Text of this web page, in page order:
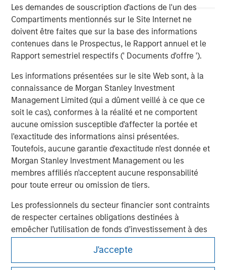
Les demandes de souscription d'actions de l'un des
Compartiments mentionnés sur le Site Internet ne
doivent être faites que sur la base des informations
contenues dans le Prospectus, le Rapport annuel et le
Rapport semestriel respectifs (' Documents d'offre ').
Les informations présentées sur le site Web sont, à la
connaissance de Morgan Stanley Investment
Management Limited (qui a dûment veillé à ce que ce
soit le cas), conformes à la réalité et ne comportent
aucune omission susceptible d'affecter la portée et
l'exactitude des informations ainsi présentées.
Toutefois, aucune garantie d'exactitude n'est donnée et
Morgan Stanley Investment Management ou les
membres affiliés n'acceptent aucune responsabilité
pour toute erreur ou omission de tiers.
Les professionnels du secteur financier sont contraints
de respecter certaines obligations destinées à
empêcher l’utilisation de fonds d’investissement à des
procédure d’identification des souscripteurs est
imposée. Morgan Stanley Investment Management
J'accepte
provided nor any opinion expressed constitutes an offer or a
solicitation nor is it tax or legal advice.
The views and opinions and/or expressed are those of the
presenters and as of the date of preparation of this video and
are subject to change at any time without notice to market or
economic conditions and may not necessarily come to pass.
Morgan Stanley Careers